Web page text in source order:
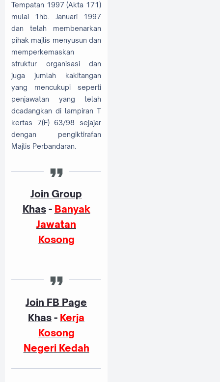
Tempatan 1997 (Akta 171)
mulai 1hb. Januari 1997
dan telah membenarkan
pihak majlis menyusun dan
memperkemaskan
struktur organisasi dan
juga jumlah kakitangan
yang mencukupi seperti
penjawatan yang telah
dcadangkan di lampiran T
kertas 7(F) 63/98 sejajar
dengan pengiktirafan
Majlis Perbandaran.
Join Group
Khas- Banyak
Jawatan
Kosong
Join FB Page
Khas - Kerja
Kosong
Negeri Kedah